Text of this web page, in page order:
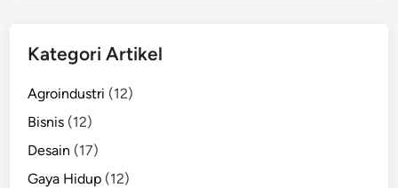
Kategori Artikel
Agroindustri (12)
Bisnis (12)
Desain (17)
Gaya Hidup (12)